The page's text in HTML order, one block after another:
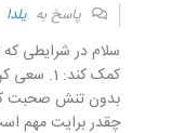
پاسخ به یلدا
سلام در شرایطی که
کمک کند:
بدون تنش صحبت